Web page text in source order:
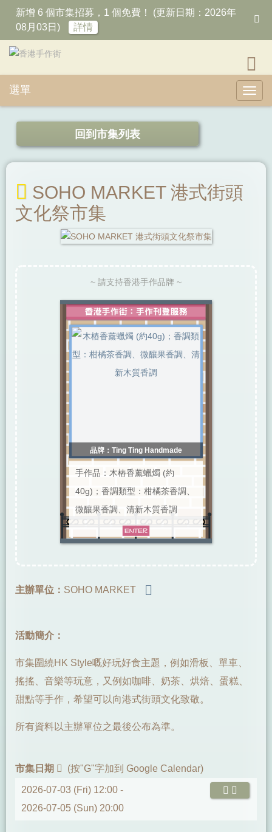
新增 6 個市集招募，1 個免費！ (更新日期：2026年
08月03日)
詳情
選單
回到市集列表
SOHO MARKET 港式街頭
文化祭市集
~ 請支持香港手作品牌 ~
品牌：Ting Ting Handmade
手作品：木樁香薰蠟燭 (約
40g)；香調類型：柑橘茶香調、
微釀果香調、清新木質香調
主辦單位： SOHO MARKET
活動簡介：
市集圍繞HK Style嘅好玩好食主題，例如滑板、單車、
搖搖、音樂等玩意，又例如咖啡、奶茶、烘焙、蛋糕、
甜點等手作，希望可以向港式街頭文化致敬。
所有資料以主辦單位之最後公布為準。
市集日期 (按"G"字加到 Google Calendar)
2026-07-03 (Fri) 12:00 -
2026-07-05 (Sun) 20:00